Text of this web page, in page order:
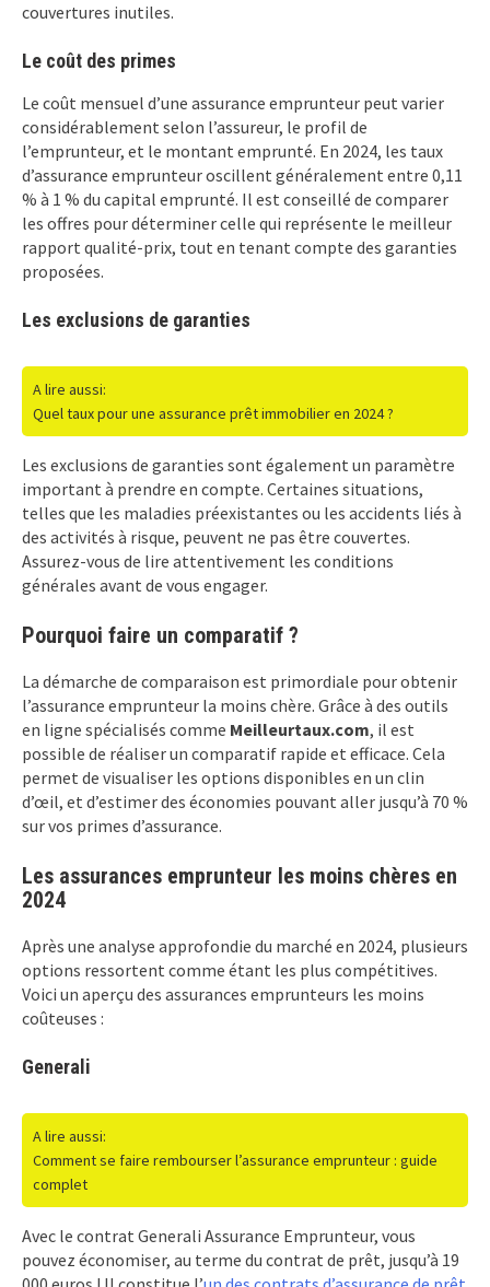
couvertures inutiles.
Le coût des primes
Le coût mensuel d’une assurance emprunteur peut varier
considérablement selon l’assureur, le profil de
l’emprunteur, et le montant emprunté. En 2024, les taux
d’assurance emprunteur oscillent généralement entre 0,11
% à 1 % du capital emprunté. Il est conseillé de comparer
les offres pour déterminer celle qui représente le meilleur
rapport qualité-prix, tout en tenant compte des garanties
proposées.
Les exclusions de garanties
A lire aussi:
Quel taux pour une assurance prêt immobilier en 2024 ?
Les exclusions de garanties sont également un paramètre
important à prendre en compte. Certaines situations,
telles que les maladies préexistantes ou les accidents liés à
des activités à risque, peuvent ne pas être couvertes.
Assurez-vous de lire attentivement les conditions
générales avant de vous engager.
Pourquoi faire un comparatif ?
La démarche de comparaison est primordiale pour obtenir
l’assurance emprunteur la moins chère. Grâce à des outils
en ligne spécialisés comme Meilleurtaux.com, il est
possible de réaliser un comparatif rapide et efficace. Cela
permet de visualiser les options disponibles en un clin
d’œil, et d’estimer des économies pouvant aller jusqu’à 70 %
sur vos primes d’assurance.
Les assurances emprunteur les moins chères en
2024
Après une analyse approfondie du marché en 2024, plusieurs
options ressortent comme étant les plus compétitives.
Voici un aperçu des assurances emprunteurs les moins
coûteuses :
Generali
A lire aussi:
Comment se faire rembourser l’assurance emprunteur : guide
complet
Avec le contrat Generali Assurance Emprunteur, vous
pouvez économiser, au terme du contrat de prêt, jusqu’à 19